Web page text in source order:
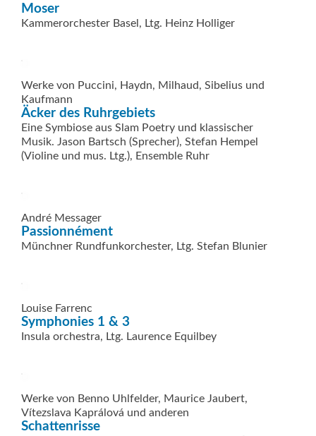
Moser
Kammerorchester Basel, Ltg. Heinz Holliger
Werke von Puccini, Haydn, Milhaud, Sibelius und
Kaufmann
Äcker des Ruhrgebiets
Eine Symbiose aus Slam Poetry und klassischer
Musik. Jason Bartsch (Sprecher), Stefan Hempel
(Violine und mus. Ltg.), Ensemble Ruhr
André Messager
Passionnément
Münchner Rundfunkorchester, Ltg. Stefan Blunier
Louise Farrenc
Symphonies 1 & 3
Insula orchestra, Ltg. Laurence Equilbey
Werke von Benno Uhlfelder, Maurice Jaubert,
Vítezslava Kaprálová und anderen
Schattenrisse